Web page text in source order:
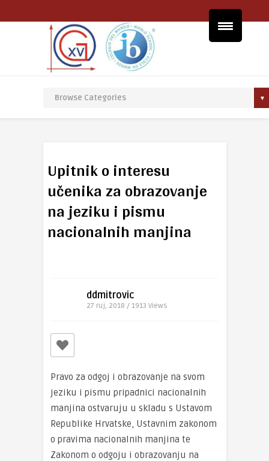
Upitnik o interesu
učenika za obrazovanje
na jeziku i pismu
nacionalnih manjina
ddmitrovic
27 ruj, 2018 / 1913 Views
Pravo za odgoj i obrazovanje na svom
jeziku i pismu pripadnici nacionalnih
manjina ostvaruju u skladu s Ustavom
Republike Hrvatske, Ustavnim zakonom
o pravima nacionalnih manjina te
Zakonom o odgoju i obrazovanju na